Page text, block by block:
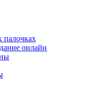
палочках
онлайн